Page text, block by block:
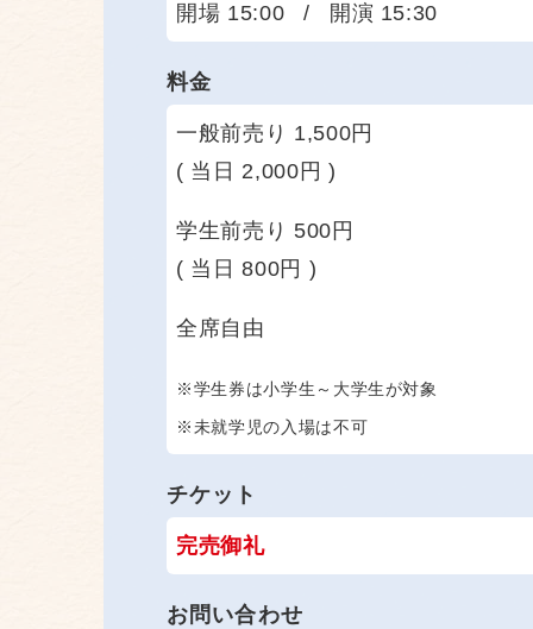
開場 15:00 / 開演 15:30
料金
一般前売り 1,500円
( 当日 2,000円 )
学生前売り 500円
( 当日 800円 )
全席自由
※学生券は小学生～大学生が対象
※未就学児の入場は不可
チケット
完売御礼
お問い合わせ